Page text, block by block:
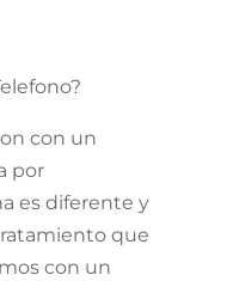
con un
por
es diferente y
que
con un